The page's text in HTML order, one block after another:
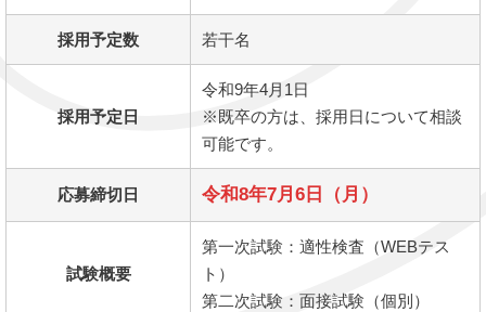
採用予定数 若干名
採用予定日
令和9年4月1日
※既卒の方は、採用日について相談
可能です。
応募締切日 令和8年7月6日（月）
試験概要
第一次試験：適性検査（WEBテス
ト）
第二次試験：面接試験（個別）